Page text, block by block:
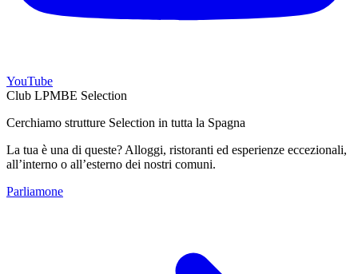
YouTube
Club LPMBE Selection
Cerchiamo strutture Selection in tutta la Spagna
La tua è una di queste? Alloggi, ristoranti ed esperienze eccezionali,
all’interno o all’esterno dei nostri comuni.
Parliamone